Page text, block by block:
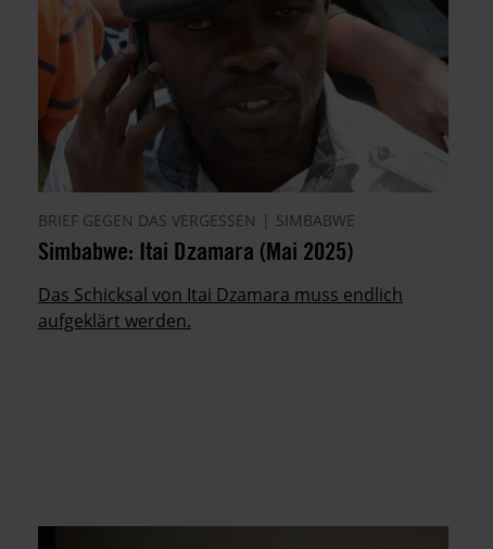
BRIEF GEGEN DAS VERGESSEN SIMBABWE
Simbabwe: Itai Dzamara (Mai 2025)
Das Schicksal von Itai Dzamara muss endlich
aufgeklärt werden.